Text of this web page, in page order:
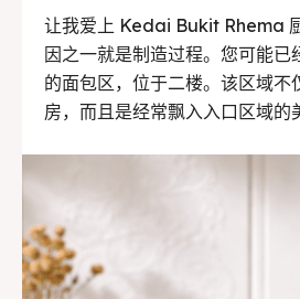
让我爱上 Kedai Bukit Rhema
因之一就是制造过程。您可能已
的面包区，位于二楼。该区域不
房，而且是经常飘入入口区域的